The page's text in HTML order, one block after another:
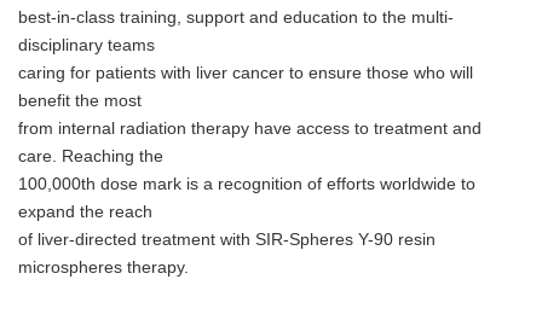
best-in-class training, support and education to the multi-
disciplinary teams
caring for patients with liver cancer to ensure those who will
benefit the most
from internal radiation therapy have access to treatment and
care. Reaching the
100,000th dose mark is a recognition of efforts worldwide to
expand the reach
of liver-directed treatment with SIR-Spheres Y-90 resin
microspheres therapy.